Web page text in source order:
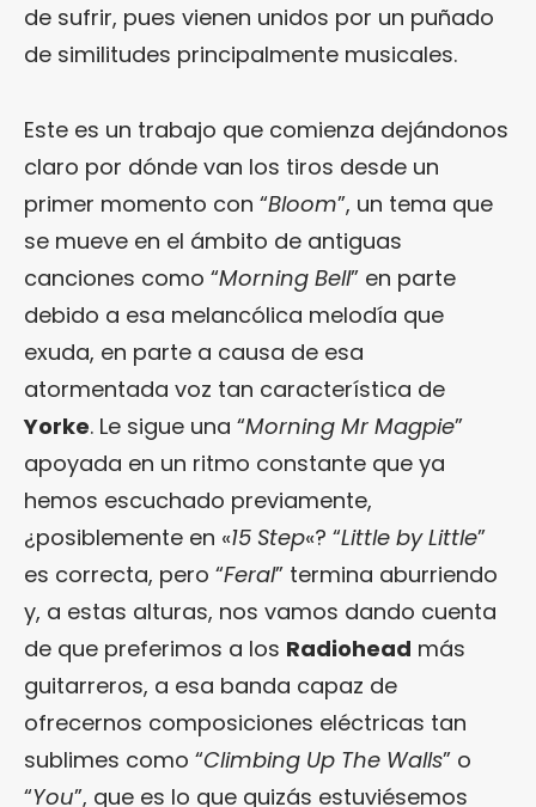
de sufrir, pues vienen unidos por un puñado
de similitudes principalmente musicales.
Este es un trabajo que comienza dejándonos
claro por dónde van los tiros desde un
primer momento con “Bloom”, un tema que
se mueve en el ámbito de antiguas
canciones como “Morning Bell” en parte
debido a esa melancólica melodía que
exuda, en parte a causa de esa
atormentada voz tan característica de
Yorke. Le sigue una “Morning Mr Magpie”
apoyada en un ritmo constante que ya
hemos escuchado previamente,
¿posiblemente en «15 Step«? “Little by Little”
es correcta, pero “Feral” termina aburriendo
y, a estas alturas, nos vamos dando cuenta
de que preferimos a los Radiohead más
guitarreros, a esa banda capaz de
ofrecernos composiciones eléctricas tan
sublimes como “Climbing Up The Walls” o
“You”, que es lo que quizás estuviésemos